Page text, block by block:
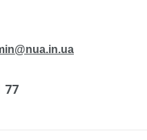
77